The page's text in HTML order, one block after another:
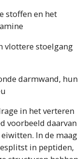
stoffen en het
vlottere stoelgang
darmwand, hun
in het verteren
voorbeeld daarvan
In de maag
in peptiden,